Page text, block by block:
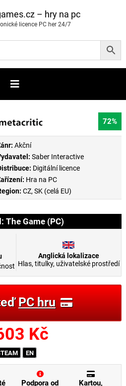
– hry na pc
licence PC her 24/7
72%
Akční
Saber Interactive
Digitální licence
Hra na PC
CZ, SK (celá EU)
The Game (PC)
Anglická lokalizace
Hlas, titulky, uživatelské prostředí
PC hru
Kč
EN
Podpora od
Kartou,